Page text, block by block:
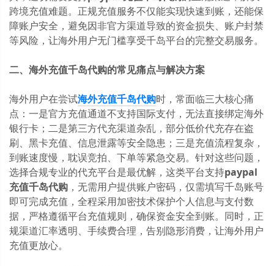
跨境充值难题。正规充值服务不仅能实现快速到账，还能保
障账户安全，避免因非官方渠道导致的资金损失、账户封禁
等风险，让海外用户无门槛享受千岛平台的完整交易服务。
二、海外充值千岛代购的常见痛点与解决方案
海外用户在尝试海外充值千岛代购时，常面临三大核心痛
点：一是官方充值通道不支持国际支付，无法直接绑定海外
银行卡；二是第三方代充渠道杂乱，部分低价代充存在盗
刷、黑卡充值、信息泄露等安全隐患；三是充值流程复杂，
到账速度慢，耽误竞拍、下单等紧急交易。针对这些问题，
选择合规专业的代充平台是最优解，这类平台支持paypal
充值千岛代购 ，无需用户提供账户密码，仅需填写千岛账号
即可完成充值，全程采用加密技术保护个人信息与支付数
据，严格遵循平台充值规则，确保资金安全到账。同时，正
规渠道汇率透明、手续费合理，告别隐形消费，让海外用户
充值更放心。